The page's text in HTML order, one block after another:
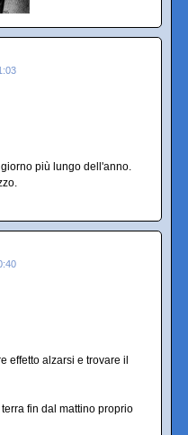
giorno più lungo dell'anno.
effetto alzarsi e trovare il
fin dal mattino proprio